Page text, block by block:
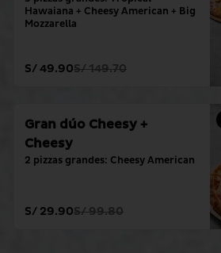
Hawaiana + Cheesy American + Big
Mozzarella
S/ 49.90S/ 149.70
Gran dúo Cheesy +
Cheesy
2 pizzas grandes: Cheesy American
S/ 29.90S/ 99.80